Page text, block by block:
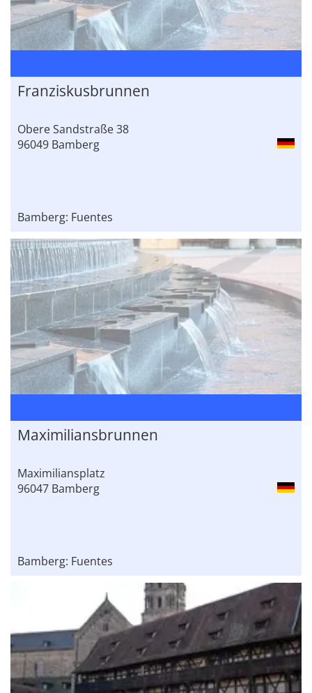
Franziskusbrunnen
Obere Sandstraße 38
96049 Bamberg
Bamberg: Fuentes
Maximiliansbrunnen
Maximiliansplatz
96047 Bamberg
Bamberg: Fuentes